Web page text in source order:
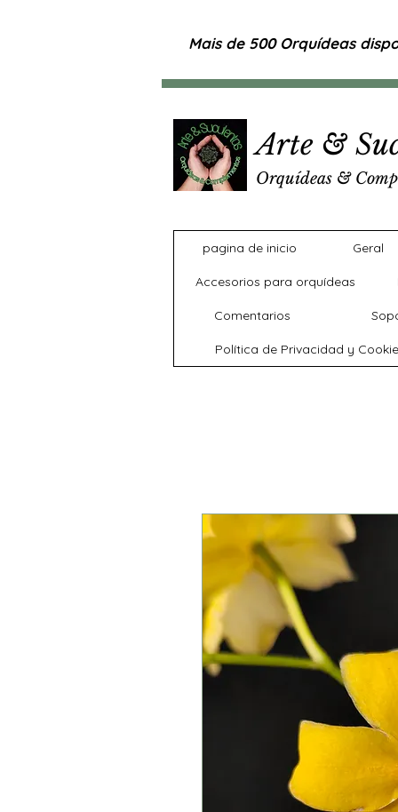
Mais de 500 Orquídeas
Arte &
Orquídeas &
pagina de inicio Geral
Accesorios para orquídeas
Comentarios
Política de Privacidad y